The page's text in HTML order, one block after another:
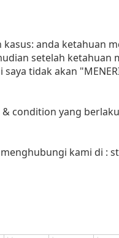
anda ketahuan
setelah ketahuan
tidak akan
condition yang
kami di :